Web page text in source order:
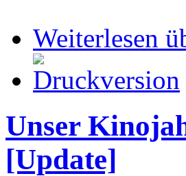
Weiterlesen
Unser
[Update]